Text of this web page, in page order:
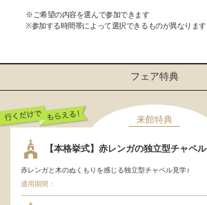
※ご希望の内容を選んで参加できます
※参加する時間帯によって選択できるものが異なります
フェア特典
来館特典
【本格挙式】赤レンガの独立型チャペル
赤レンガと木のぬくもりを感じる独立型チャペル見学♪
適用期間：